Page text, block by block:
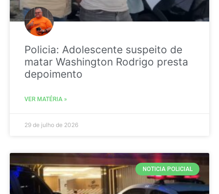
Policia: Adolescente suspeito de
matar Washington Rodrigo presta
depoimento
VER MATÉRIA »
29 de julho de 2026
NOTICIA POLICIAL